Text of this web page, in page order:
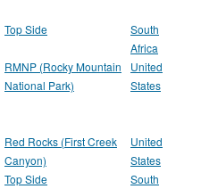
Top Side
South
Africa
RMNP (Rocky Mountain
National Park)
United
States
Red Rocks (First Creek
Canyon)
United
States
Top Side
South